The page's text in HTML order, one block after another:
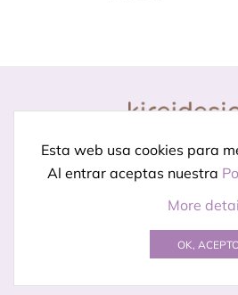
Esta web usa cookies para
Al entrar aceptas nuestra
More
OK,
Diseño para
especiales.
Porque
Kireidesign